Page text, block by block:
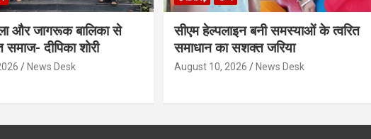
और जागरूक बालिका से
दीपिका शोरी
News Desk
सीएम हेल्पलाइन बनी समस्याओं के त्वरित
समाधान का सशक्त जरिया
August 10, 2026 News Desk